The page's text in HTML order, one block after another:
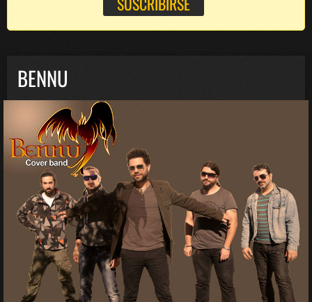
BENNU